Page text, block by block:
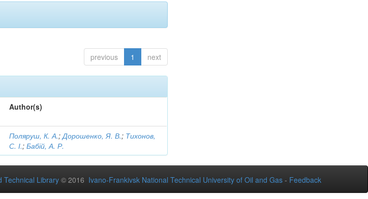
previous 1 next
Author(s)
Поляруш, К. А.;Дорошенко, Я. В.; Тихонов,
С. І.;Бабій, А. Р.
Technical Library© 2016 Ivano-Frankivsk National Technical University of Oil and Gas - Feedback